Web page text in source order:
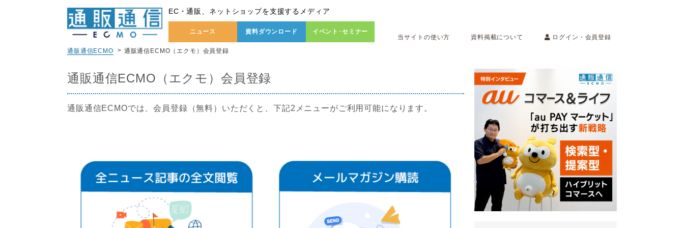
EC・通販、ネットショップを支援するメディア
ニュース 資料ダウンロード イベント･セミナー
当サイトの使い方 資料掲載について
ログイン・会員登録
通販通信ECMO
通販通信ECMO（エクモ）会員登録
通販通信ECMO（エクモ）会員登録
通販通信ECMOでは、会員登録（無料）いただくと、下記2メニューがご利用可能になります。